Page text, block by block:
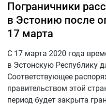
Пограничники
в Эстонию после
17 марта
С 17 марта 2020 года
в Эстонскую Республику
Соответствующее
правительством этой
период будет закрыта